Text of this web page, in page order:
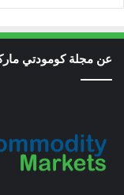
عن مجلة كومودتي